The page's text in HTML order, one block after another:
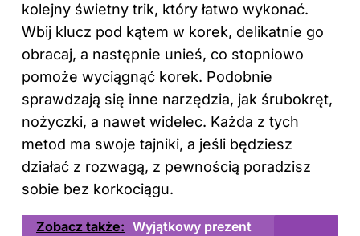
kolejny świetny trik, który łatwo wykonać.
Wbij klucz pod kątem w korek, delikatnie go
obracaj, a następnie unieś, co stopniowo
pomoże wyciągnąć korek. Podobnie
sprawdzają się inne narzędzia, jak śrubokręt,
nożyczki, a nawet widelec. Każda z tych
metod ma swoje tajniki, a jeśli będziesz
działać z rozwagą, z pewnością poradzisz
sobie bez korkociągu.
Zobacz także: Wyjątkowy prezent